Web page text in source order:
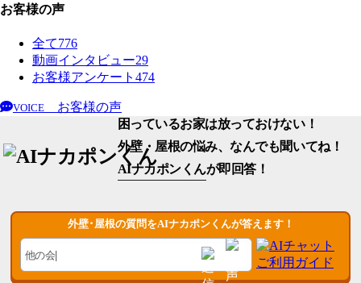
お客様の声
全て776
動画インタビュー29
お客様アンケート 474
VOICE
お客様の声
困っているお家は放っておけない！
外壁・屋根の悩み、なんでも聞いてね！
AIナカポンくんが即回答！
外壁･屋根の質問をAIナカポンくんが答えます！